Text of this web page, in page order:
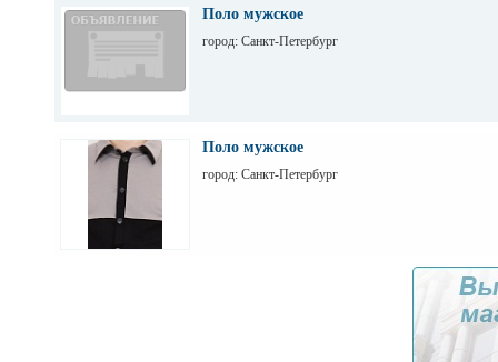
Поло мужское
город: Санкт-Петербург
Поло мужское
город: Санкт-Петербург